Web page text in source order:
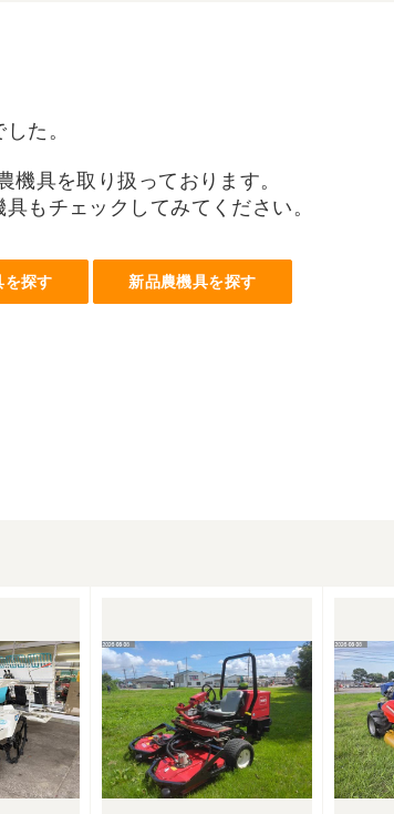
た。
機具を取り扱っております。
もチェックしてみてください。
を探す 新品農機具を探す